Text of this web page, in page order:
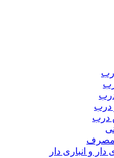
درب
درب
مصرف
دار و انباری دار